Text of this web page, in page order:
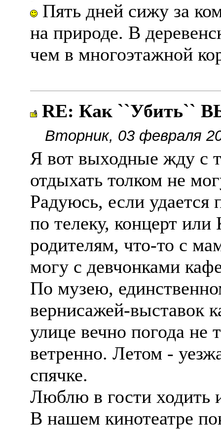
Пять дней сижу за
на природе. В
чем в многоэтажной
RE: Как ``Убить``
Вторник, 03 февраля
Я вот выходные жду с
отдыхать толком не
Радуюсь, если
по телеку, концерт
родителям, что-то с
могу с девчонками
По музею,
вернисажей-выставок
улице вечно погода не
ветренно. Летом -
спячке.
Люблю в гости ходить
В нашем кинотеатре